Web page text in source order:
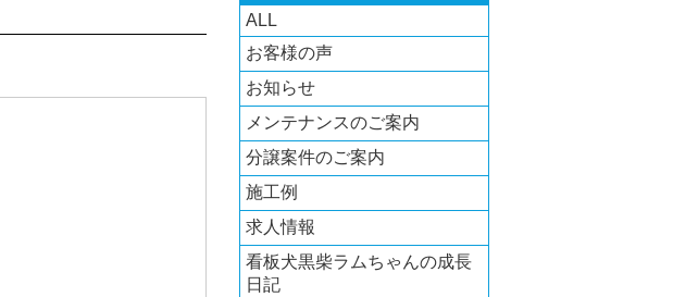
ALL
お客様の声
お知らせ
メンテナンスのご案内
分譲案件のご案内
施工例
求人情報
看板犬黒柴ラムちゃんの成長
日記